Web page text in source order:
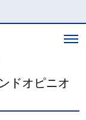
ドオピニオ